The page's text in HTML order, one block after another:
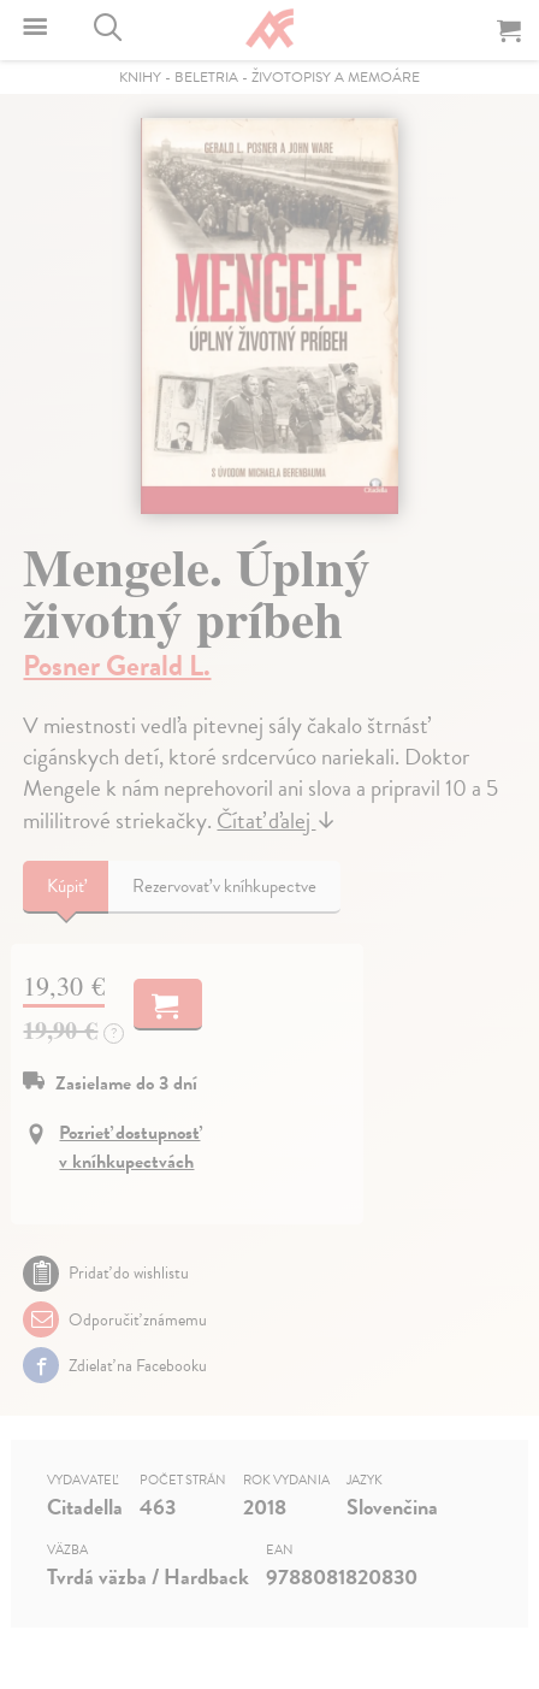
KNIHY - BELETRIA - ŽIVOTOPISY A MEMOÁRE
Mengele. Úplný
životný príbeh
Posner Gerald L.
V miestnosti vedľa pitevnej sály čakalo štrnásť
cigánskych detí, ktoré srdcervúco nariekali. Doktor
Mengele k nám neprehovoril ani slova a pripravil 10 a 5
mililitrové striekačky.Čítať ďalej↓
Kúpiť Rezervovať v kníhkupectve
19,30 €
19,90 €
?
Zasielame do 3 dní
Pozrieť dostupnosť
v kníhkupectvách
Pridať do wishlistu
Odporučiť známemu
Zdielať na Facebooku
VYDAVATEĽ
Citadella
POČET STRÁN
463
ROK VYDANIA
2018
JAZYK
Slovenčina
VÄZBA
Tvrdá väzba / Hardback
EAN
9788081820830